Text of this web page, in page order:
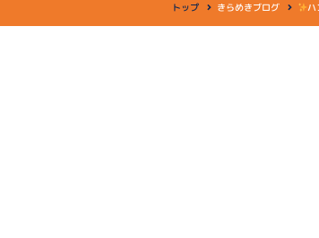
トップ きらめきブログ ハ